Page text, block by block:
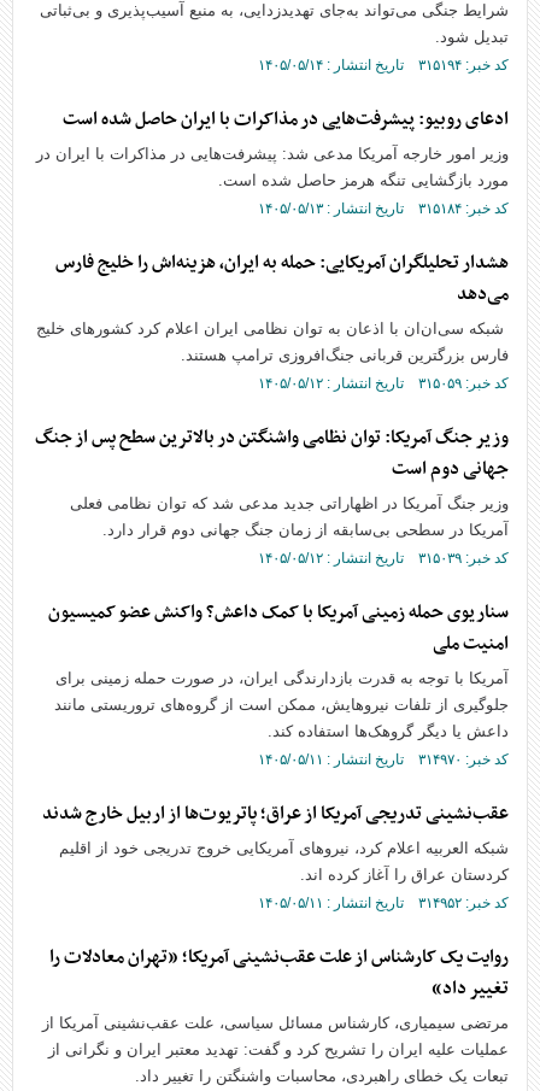
شرایط جنگی می‌تواند به‌جای تهدیدزدایی، به منبع آسیب‌پذیری و بی‌ثباتی
تبدیل شود.
کد خبر: ۳۱۵۱۹۴ تاریخ انتشار : ۱۴۰۵/۰۵/۱۴
ادعای روبیو: پیشرفت‌هایی در مذاکرات با ایران حاصل شده است
وزیر امور خارجه آمریکا مدعی شد: پیشرفت‌هایی در مذاکرات با ایران در
مورد بازگشایی تنگه هرمز حاصل شده است.
کد خبر: ۳۱۵۱۸۴ تاریخ انتشار : ۱۴۰۵/۰۵/۱۳
هشدار تحلیلگران آمریکایی: حمله به ایران، هزینه‌اش را خلیج فارس
می‌دهد
شبکه سی‌ان‌ان با اذعان به توان نظامی ایران اعلام کرد کشورهای خلیج
فارس بزرگترین قربانی جنگ‌افروزی ترامپ هستند.
کد خبر: ۳۱۵۰۵۹ تاریخ انتشار : ۱۴۰۵/۰۵/۱۲
وزیر جنگ آمریکا: توان نظامی واشنگتن در بالاترین سطح پس از جنگ
جهانی دوم است
وزیر جنگ آمریکا در اظهاراتی جدید مدعی شد که توان نظامی فعلی
آمریکا در سطحی بی‌سابقه از زمان جنگ جهانی دوم قرار دارد.
کد خبر: ۳۱۵۰۳۹ تاریخ انتشار : ۱۴۰۵/۰۵/۱۲
سناریوی حمله زمینی آمریکا با کمک داعش؟ واکنش عضو کمیسیون
امنیت ملی
آمریکا با توجه به قدرت بازدارندگی ایران، در صورت حمله زمینی برای
جلوگیری از تلفات نیروهایش، ممکن است از گروه‌های تروریستی مانند
داعش یا دیگر گروهک‌ها استفاده کند.
کد خبر: ۳۱۴۹۷۰ تاریخ انتشار : ۱۴۰۵/۰۵/۱۱
عقب‌نشینی تدریجی آمریکا از عراق؛ پاتریوت‌ها از اربیل خارج شدند
شبکه العربیه اعلام کرد، نیروهای آمریکایی خروج تدریجی خود از اقلیم
کردستان عراق را آغاز کرده اند.
کد خبر: ۳۱۴۹۵۲ تاریخ انتشار : ۱۴۰۵/۰۵/۱۱
روایت یک کارشناس از علت عقب‌نشینی آمریکا؛ «تهران معادلات را
تغییر داد»
مرتضی سیمیاری، کارشناس مسائل سیاسی، علت عقب‌نشینی آمریکا از
عملیات علیه ایران را تشریح کرد و گفت: تهدید معتبر ایران و نگرانی از
تبعات یک خطای راهبردی، محاسبات واشنگتن را تغییر داد.